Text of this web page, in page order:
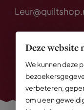
Deze website
We kunnen deze
verbeteren,
om u een